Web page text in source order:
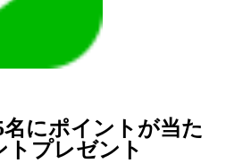
にポイントが当た
トプレゼント